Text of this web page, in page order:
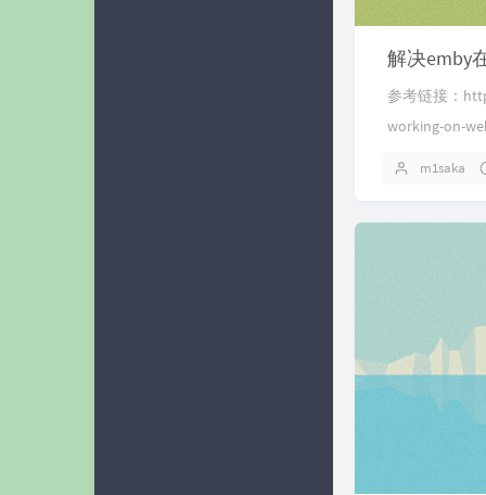
解决emby
参考链接：
working-on-
m1saka